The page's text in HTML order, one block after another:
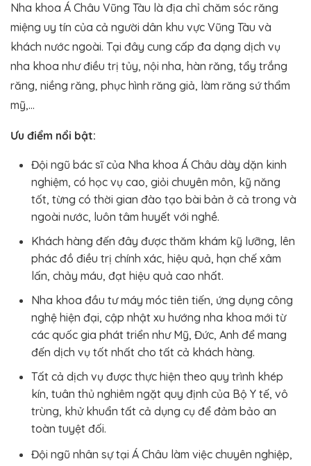
Nha khoa Á Châu Vũng Tàu là địa chỉ chăm sóc răng
miệng uy tín của cả người dân khu vực Vũng Tàu và
khách nước ngoài. Tại đây cung cấp đa dạng dịch vụ
nha khoa như điều trị tủy, nội nha, hàn răng, tẩy trắng
răng, niềng răng, phục hình răng giả, làm răng sứ thẩm
mỹ,…
Ưu điểm nổi bật:
Đội ngũ bác sĩ của Nha khoa Á Châu dày dặn kinh
nghiệm, có học vụ cao, giỏi chuyên môn, kỹ năng
tốt, từng có thời gian đào tạo bài bản ở cả trong và
ngoài nước, luôn tâm huyết với nghề.
Khách hàng đến đây được thăm khám kỹ lưỡng, lên
phác đồ điều trị chính xác, hiệu quả, hạn chế xâm
lấn, chảy máu, đạt hiệu quả cao nhất.
Nha khoa đầu tư máy móc tiên tiến, ứng dụng công
nghệ hiện đại, cập nhật xu hướng nha khoa mới từ
các quốc gia phát triển như Mỹ, Đức, Anh để mang
đến dịch vụ tốt nhất cho tất cả khách hàng.
Tất cả dịch vụ được thực hiện theo quy trình khép
kín, tuân thủ nghiêm ngặt quy định của Bộ Y tế, vô
trùng, khử khuẩn tất cả dụng cụ để đảm bảo an
toàn tuyệt đối.
Đội ngũ nhân sự tại Á Châu làm việc chuyên nghiệp,